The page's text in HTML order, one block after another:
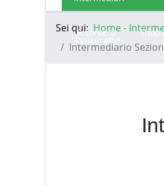
Risorse Shop
Sei qui: Home -
Intermediario